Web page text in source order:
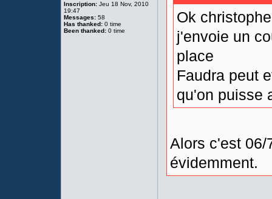
Inscription: Jeu 18 Nov, 2010
19:47
Messages: 58
Has thanked: 0 time
Been thanked: 0 time
Ok
j'envoie un
place
Faudra peut
qu'on puisse
Alors c'est 06/
évidemment.